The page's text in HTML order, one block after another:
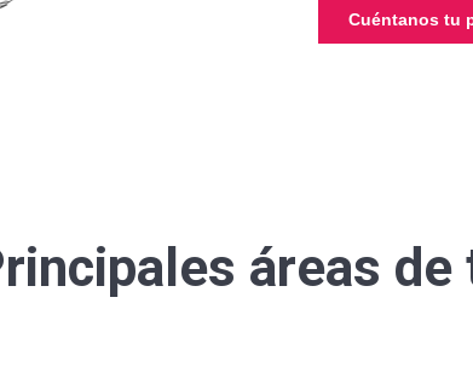
Cuéntanos tu
áreas de